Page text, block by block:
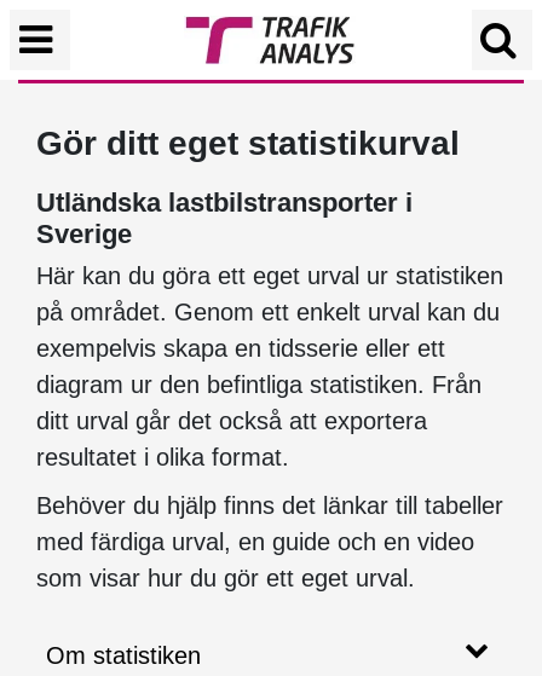
Gör ditt eget statistikurval
Utländska lastbilstransporter i
Sverige
Här kan du göra ett eget urval ur statistiken
på området. Genom ett enkelt urval kan du
exempelvis skapa en tidsserie eller ett
diagram ur den befintliga statistiken. Från
ditt urval går det också att exportera
resultatet i olika format.
Behöver du hjälp finns det länkar till tabeller
med färdiga urval, en guide och en video
som visar hur du gör ett eget urval.
Om statistiken